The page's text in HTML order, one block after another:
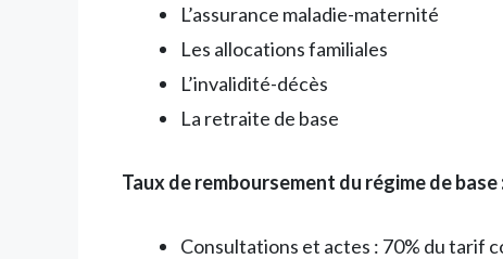
L’assurance maladie-maternité
Les allocations familiales
L’invalidité-décès
La retraite de base
Taux de remboursement du régime de base
Consultations et actes : 70% du tarif